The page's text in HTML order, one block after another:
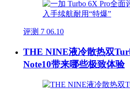
评测 7 06.10
THE NINE液冷散热双
Note10带来哪些极致体验